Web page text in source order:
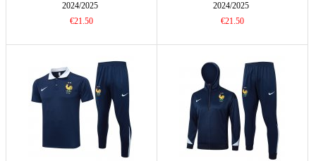
2024/2025
€21.50
2024/2025
€21.50